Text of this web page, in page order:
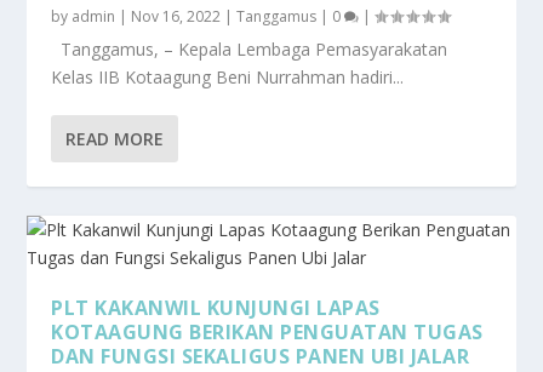
by admin | Nov 16, 2022 |Tanggamus | 0 |
Tanggamus, – Kepala Lembaga Pemasyarakatan
Kelas IIB Kotaagung Beni Nurrahman hadiri...
READ MORE
PLT KAKANWIL KUNJUNGI LAPAS
KOTAAGUNG BERIKAN PENGUATAN TUGAS
DAN FUNGSI SEKALIGUS PANEN UBI JALAR